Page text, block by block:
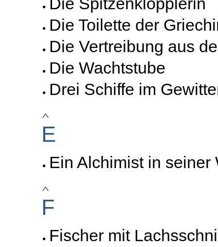
Die Toilette der
Die Vertreibung aus
Die Wachtstube
Drei Schiffe im
E
Ein Alchimist in seiner
F
Fischer mit